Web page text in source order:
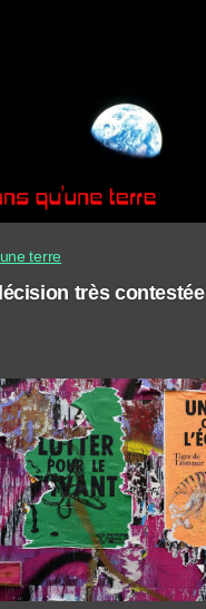
terre
très contestée